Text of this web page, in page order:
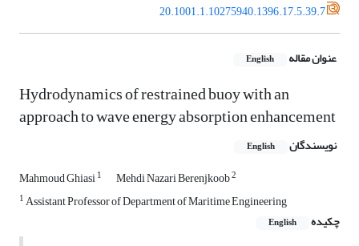
20.1001.1.10275940.1396.17.5.39.7
عنوان مقاله English
Hydrodynamics of restrained buoy with an
approach to wave energy absorption enhancement
نویسندگان English
Mahmoud Ghiasi1 Mehdi Nazari Berenjkoob2
1Assistant Professor of Department of Maritime Engineering
چکیده
English